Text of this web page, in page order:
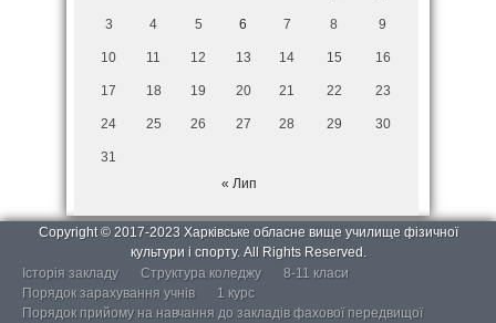
3 4 5 6 7 8 9
10 11 12 13 14 15 16
17 18 19 20 21 22 23
24 25 26 27 28 29 30
31
« Лип
Copyright © 2017-2023 Харківське обласне вище училище фізичної
культури і спорту. All Rights Reserved.
Історія закладу
Структура коледжу
8-11 класи
Порядок зарахування учнів
1 курс
Порядок прийому на навчання до закладів фахової передвищої